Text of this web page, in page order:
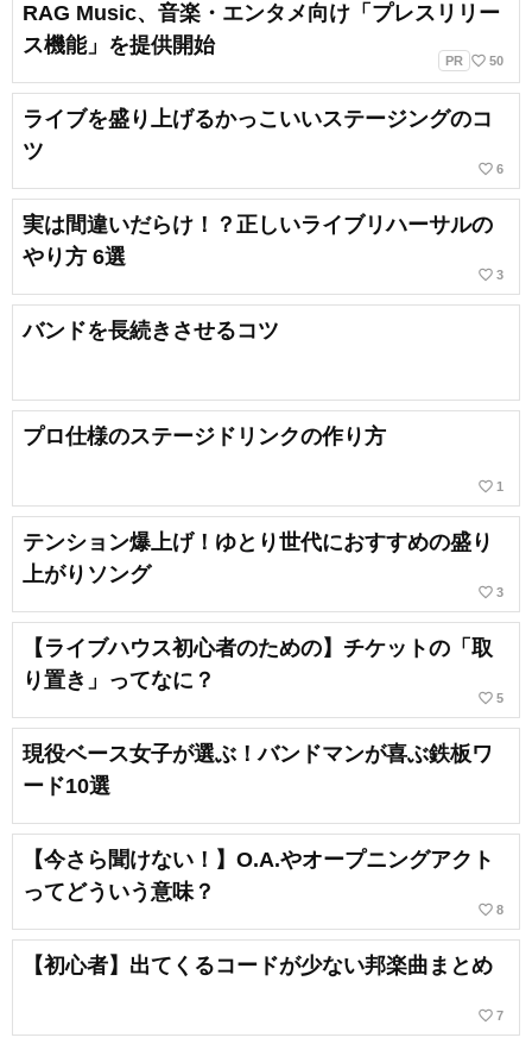
RAG Music、音楽・エンタメ向け「プレスリリー
ス機能」を提供開始
PR favorite_border 50
ライブを盛り上げるかっこいいステージングのコ
ツ
favorite_border 6
実は間違いだらけ！？正しいライブリハーサルの
やり方 6選
favorite_border 3
バンドを長続きさせるコツ
プロ仕様のステージドリンクの作り方
favorite_border 1
テンション爆上げ！ゆとり世代におすすめの盛り
上がりソング
favorite_border 3
【ライブハウス初心者のための】チケットの「取
り置き」ってなに？
favorite_border 5
現役ベース女子が選ぶ！バンドマンが喜ぶ鉄板ワ
ード10選
【今さら聞けない！】O.A.やオープニングアクト
ってどういう意味？
favorite_border 8
【初心者】出てくるコードが少ない邦楽曲まとめ
favorite_border 7